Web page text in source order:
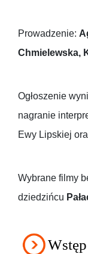
Prowadzenie:
Chmielewska,
Ogłoszenie
nagranie
Ewy Lipskiej
Wybrane filmy
dziedzińcu